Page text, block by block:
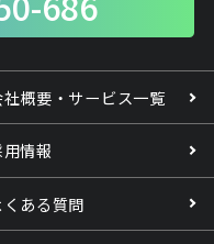
社概要・サービス一覧
情報
くある質問